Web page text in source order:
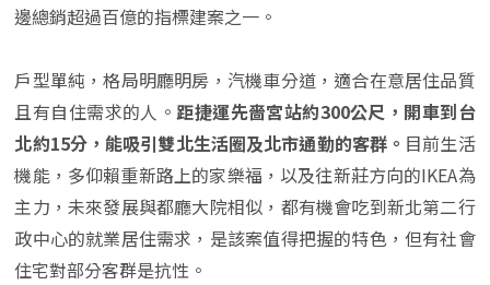
邊總銷超過百億的指標建案之一。
戶型單純，格局明廳明房，汽機車分道，適合在意居住品質
且有自住需求的人。距捷運先嗇宮站約300公尺，開車到台
北約15分，能吸引雙北生活圈及北市通勤的客群。 目前生活
機能，多仰賴重新路上的家樂福，以及往新莊方向的IKEA為
主力，未來發展與都廳大院相似，都有機會吃到新北第二行
政中心的就業居住需求，是該案值得把握的特色，但有社會
住宅對部分客群是抗性。